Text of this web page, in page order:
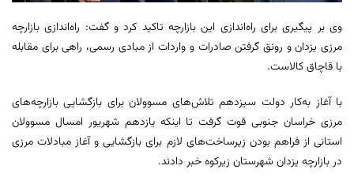
وی بر پیگیری برای راه‌اندازی این بازارچه تاکید کرد و گفت: راه‌اندازی بازارچه
مرزی یزدان و رونق گرفتن صادرات و واردات از مبادی رسمی، راهی برای مقابله
با قاچاق کالاست.
با آغاز به‌کار دولت سیزدهم تلاش‌های مسوولان برای بازگشایی بازارچه‌های
مرزی خراسان جنوبی قوت گرفت تا اینکه یازدهم شهریور امسال مسوولان
استانی از فراهم بودن زیرساخت‌های لازم برای بازگشایی و آغاز مبادلات مرزی
در بازارچه یزدان شهرستان زیرکوه خبر دادند.